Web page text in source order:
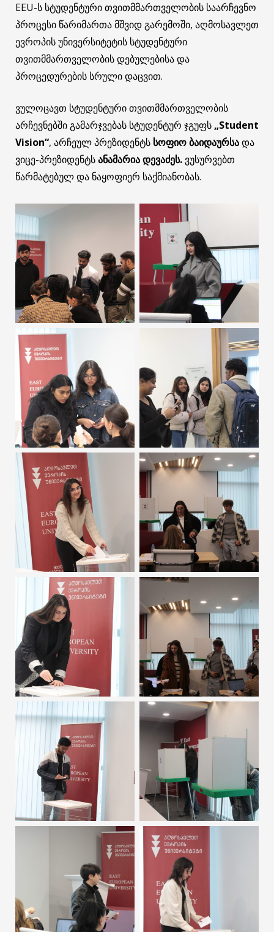
EEU-ს სტუდენტური თვითმმართველობის საარჩევნო
პროცესი წარიმართა მშვიდ გარემოში, აღმოსავლეთ
ევროპის უნივერსიტეტის სტუდენტური
თვითმმართველობის დებულებისა და
პროცედურების სრული დაცვით.
ვულოცავთ სტუდენტური თვითმმართველობის
არჩევნებში გამარჯვებას სტუდენტურ ჯგუფს „Student
Vision“, არჩეულ პრეზიდენტს სოფიო ბაიდაურსადა
ვიცე-პრეზიდენტსანამარია დევაძეს. ვუსურვებთ
წარმატებულ და ნაყოფიერ საქმიანობას.